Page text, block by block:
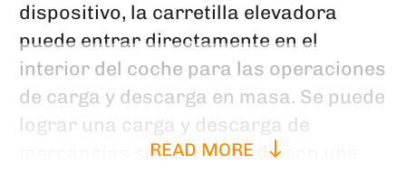
dispositivo, la carretilla elevadora
puede entrar directamente en el
interior del coche para las operaciones
de carga y descarga en masa. Se puede
lograr una carga y descarga de
mercancías segura y rápida con una
READ MORE